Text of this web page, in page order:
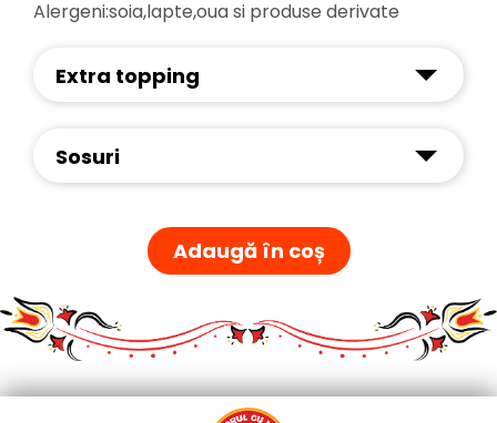
Alergeni:soia,lapte,oua si produse derivate
Extra topping
Sosuri
Adaugă în coș